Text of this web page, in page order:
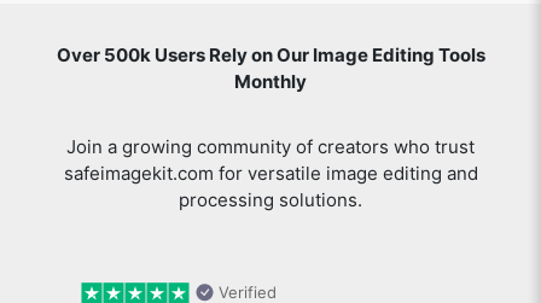
Over 500k Users Rely on Our Image Editing Tools
Monthly
Join a growing community of creators who trust
safeimagekit.com for versatile image editing and
processing solutions.
Verified